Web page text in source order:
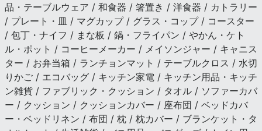
品・テーブルウェア / 和食器 / 箸置き / 洋食器 / カトラリー
/ プレート・皿 / マグカップ / グラス・コップ / コースター
/ 包丁・ナイフ / まな板 / 鍋・フライパン / やかん・ケト
ル・ポット / コーヒーメーカー / メイソンジャー / キャニス
ター / お弁当箱 / ランチョンマット / テーブルクロス / 水切
りかご / エコバッグ / キッチン家電 / キッチン用品・キッチ
ン雑貨 / ファブリック・クッション / タオル / ソファーカバ
ー / クッション / クッションカバー / 座布団 / ベッドカバ
ー・ベッドリネン / 布団 / 枕 / 枕カバー / ブランケット・タ